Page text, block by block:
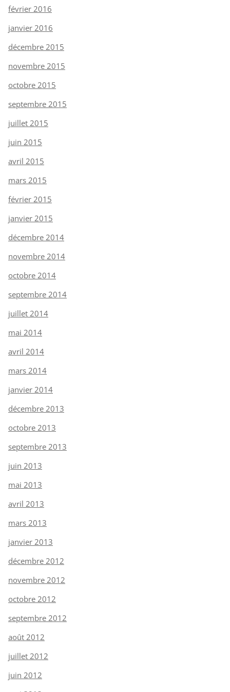
février 2016
janvier 2016
décembre 2015
novembre 2015
octobre 2015
septembre 2015
juillet 2015
juin 2015
avril 2015
mars 2015
février 2015
janvier 2015
décembre 2014
novembre 2014
octobre 2014
septembre 2014
juillet 2014
mai 2014
avril 2014
mars 2014
janvier 2014
décembre 2013
octobre 2013
septembre 2013
juin 2013
mai 2013
avril 2013
mars 2013
janvier 2013
décembre 2012
novembre 2012
octobre 2012
septembre 2012
août 2012
juillet 2012
juin 2012